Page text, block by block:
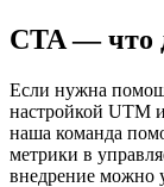
CTA — что
Если нужна
настройкой UTM
наша команда
метрики в
внедрение можно